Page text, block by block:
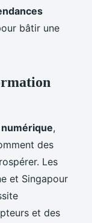
bâtir une
,
des
Les
et Singapour
et des